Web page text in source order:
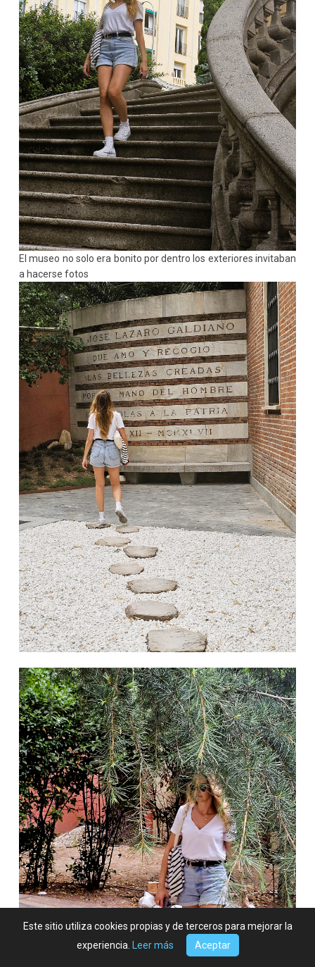
El museo no solo era bonito por dentro los exteriores invitaban
a hacerse fotos
Este sitio utiliza cookies propias y de terceros para mejorar la
experiencia.
Leer más Aceptar